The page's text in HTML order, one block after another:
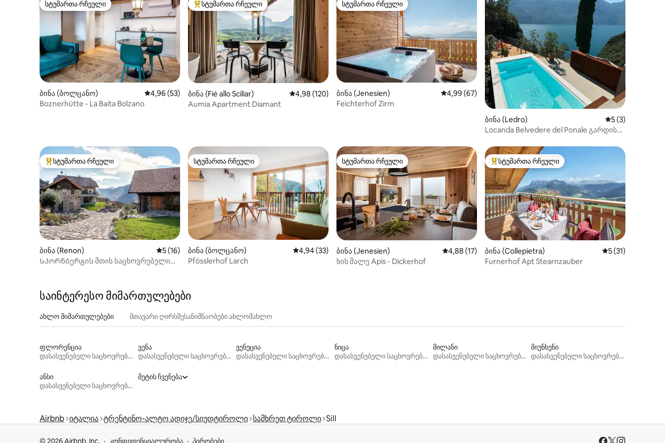
სტუმართა რჩეული
სტუმართა რჩეული
ბინა (ბოლცანო) საშუალო შეფასებაა 5‑დან 4,96, 53 მიმოხილვა
4,96 (53)
Boznerhütte - La Baita Bolzano
სტუმართა რჩეული მოწინავე ვარიანტი
სტუმართა რჩეული
ბინა (Fié allo Sciliar) საშუალო შეფასებაა 5‑დან 4,98, 120 მიმოხილვა
4,98 (120)
Aumia Apartment Diamant
სტუმართა რჩეული
სტუმართა რჩეული
ბინა (Jenesien) საშუალო შეფასებაა 5‑დან 4,99, 67 მიმოხილვა
4,99 (67)
Feichterhof Zirm
ბინა (Ledro)
საშუალო
5 (3)
Locanda Belvedere del Ponale გარდის
სტუმართა რჩეული მოწინავე ვარიანტი
სტუმართა რჩეული
ბინა (Renon) საშუალო შეფასებაა 5‑დან 5, 16 მიმოხილვა
5 (16)
Სპორნბერგის მთის საცხოვრებელი
სტუმართა რჩეული
სტუმართა რჩეული
ბინა (ბოლცანო) საშუალო შეფასებაა 5‑დან 4,94, 33 მიმოხილვა
4,94 (33)
Pfösslerhof Larch
სტუმართა რჩეული
სტუმართა რჩეული
ბინა (Jenesien) საშუალო შეფასებაა 5‑დან 4,88, 17 მიმოხილვა
4,88 (17)
ხის შალე Apis - Dickerhof
სტუმართა რჩეული მოწინავე ვარიანტი
სტუმართა რჩეული
ბინა (Collepietra) საშუალო
5 (31)
Furnerhof Apt Stearnzauber
საინტერესო მიმართულებები
ახლო მიმართულებები მთავარი ღირსშესანიშნაობები ახლომახლო
ფლორენცია
დასასვენებელი საცხოვრებლები
ვენა
დასასვენებელი საცხოვრებლები
ვენეცია
დასასვენებელი საცხოვრებლები
ნიცა
დასასვენებელი საცხოვრებლები
მილანი
დასასვენებელი საცხოვრებლები
მიუნხენი
დასასვენებელი საცხოვრებლები
ანსი
დასასვენებელი საცხოვრებლები
მეტის ჩვენება
Airbnb იტალია ტრენტინო-ალტო ადიჯე/სიუდტიროლი სამხრეთ ტიროლი Sill
© 2026 Airbnb, Inc. კონფიდენციალურობა პირობები